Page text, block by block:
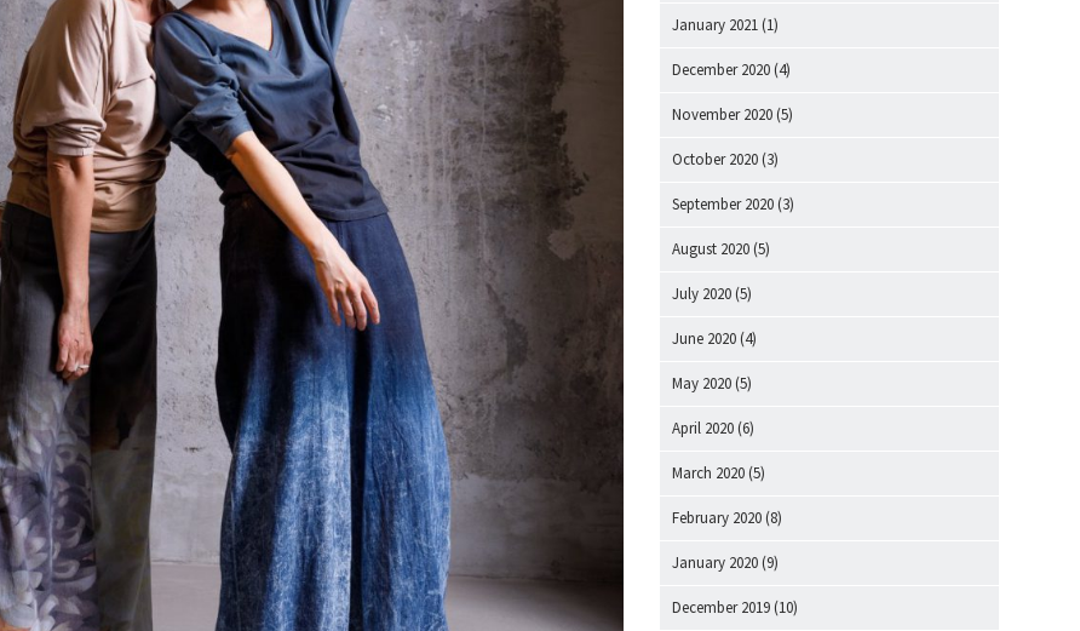
January 2021 (1)
December 2020 (4)
November 2020 (5)
October 2020 (3)
September 2020 (3)
August 2020 (5)
July 2020 (5)
June 2020 (4)
May 2020 (5)
April 2020 (6)
March 2020 (5)
February 2020 (8)
January 2020 (9)
December 2019 (10)